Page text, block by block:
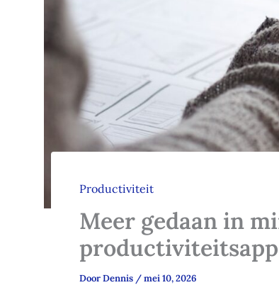
Productiviteit
Meer gedaan in
DoorDennis /mei 10, 2026